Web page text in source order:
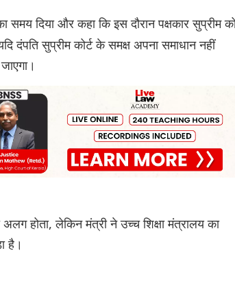
दिया और कहा कि इस दौरान पक्षकार सुप्रीम
सुप्रीम कोर्ट के समक्ष अपना समाधान नहीं
होता, लेकिन मंत्री ने उच्च शिक्षा मंत्रालय का
है।